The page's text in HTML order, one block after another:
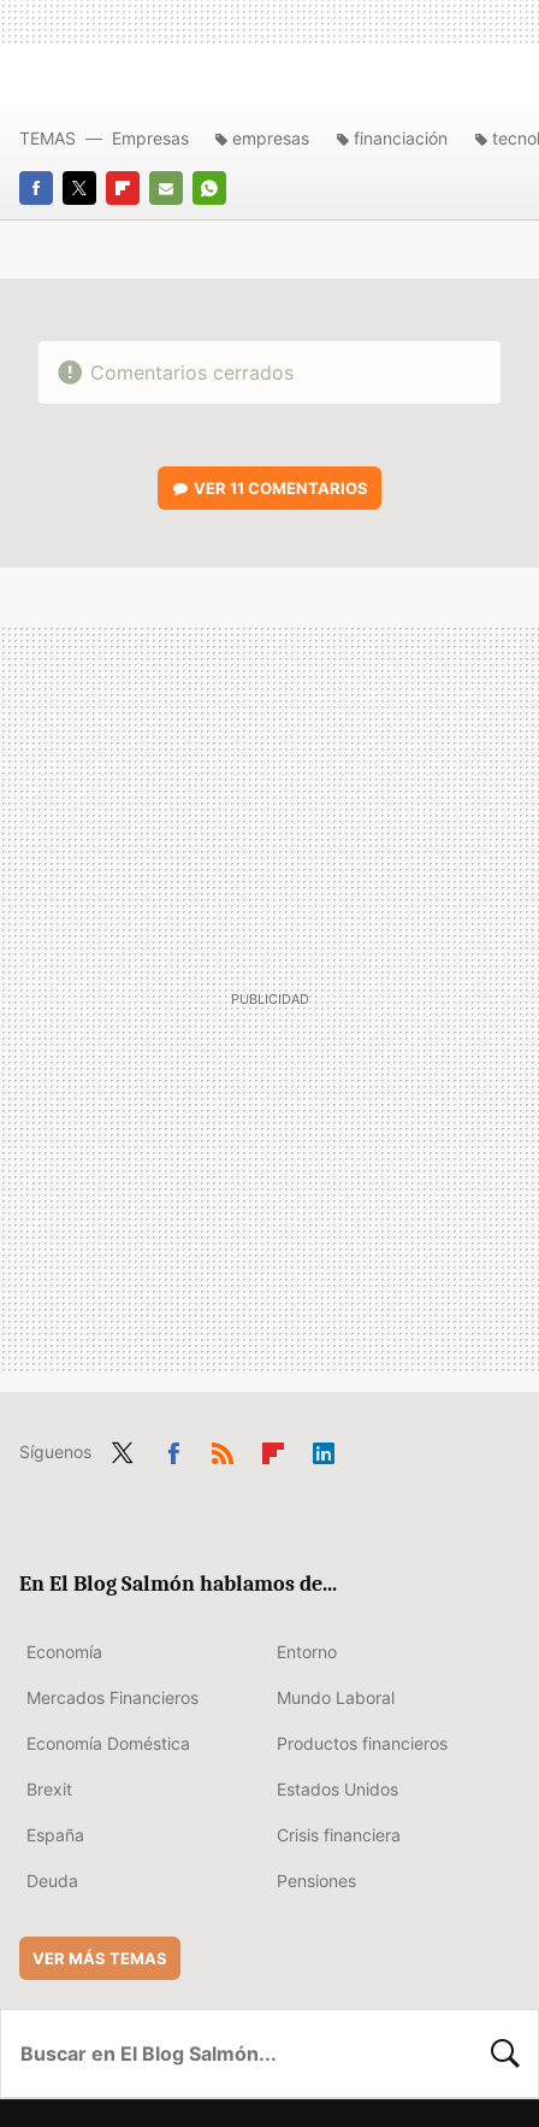
FACEBOOK
TWITTERFLIPBOARD
E-
WHATSAPP
TEMAS Empresas empresas financiación
Comentarios cerrados
VER11 COMENTARIOS
Síguenos
En El Blog Salmón hablamos de...
Economía Entorno
Mercados Financieros Mundo Laboral
Economía Doméstica Productos financieros
Brexit Estados Unidos
España Crisis financiera
Deuda Pensiones
VER MÁS TEMAS